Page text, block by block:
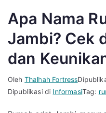
Apa Nama
Jambi? Cek
dan
Oleh Thalhah Fortress
Dipublikasi di InformasiTag: